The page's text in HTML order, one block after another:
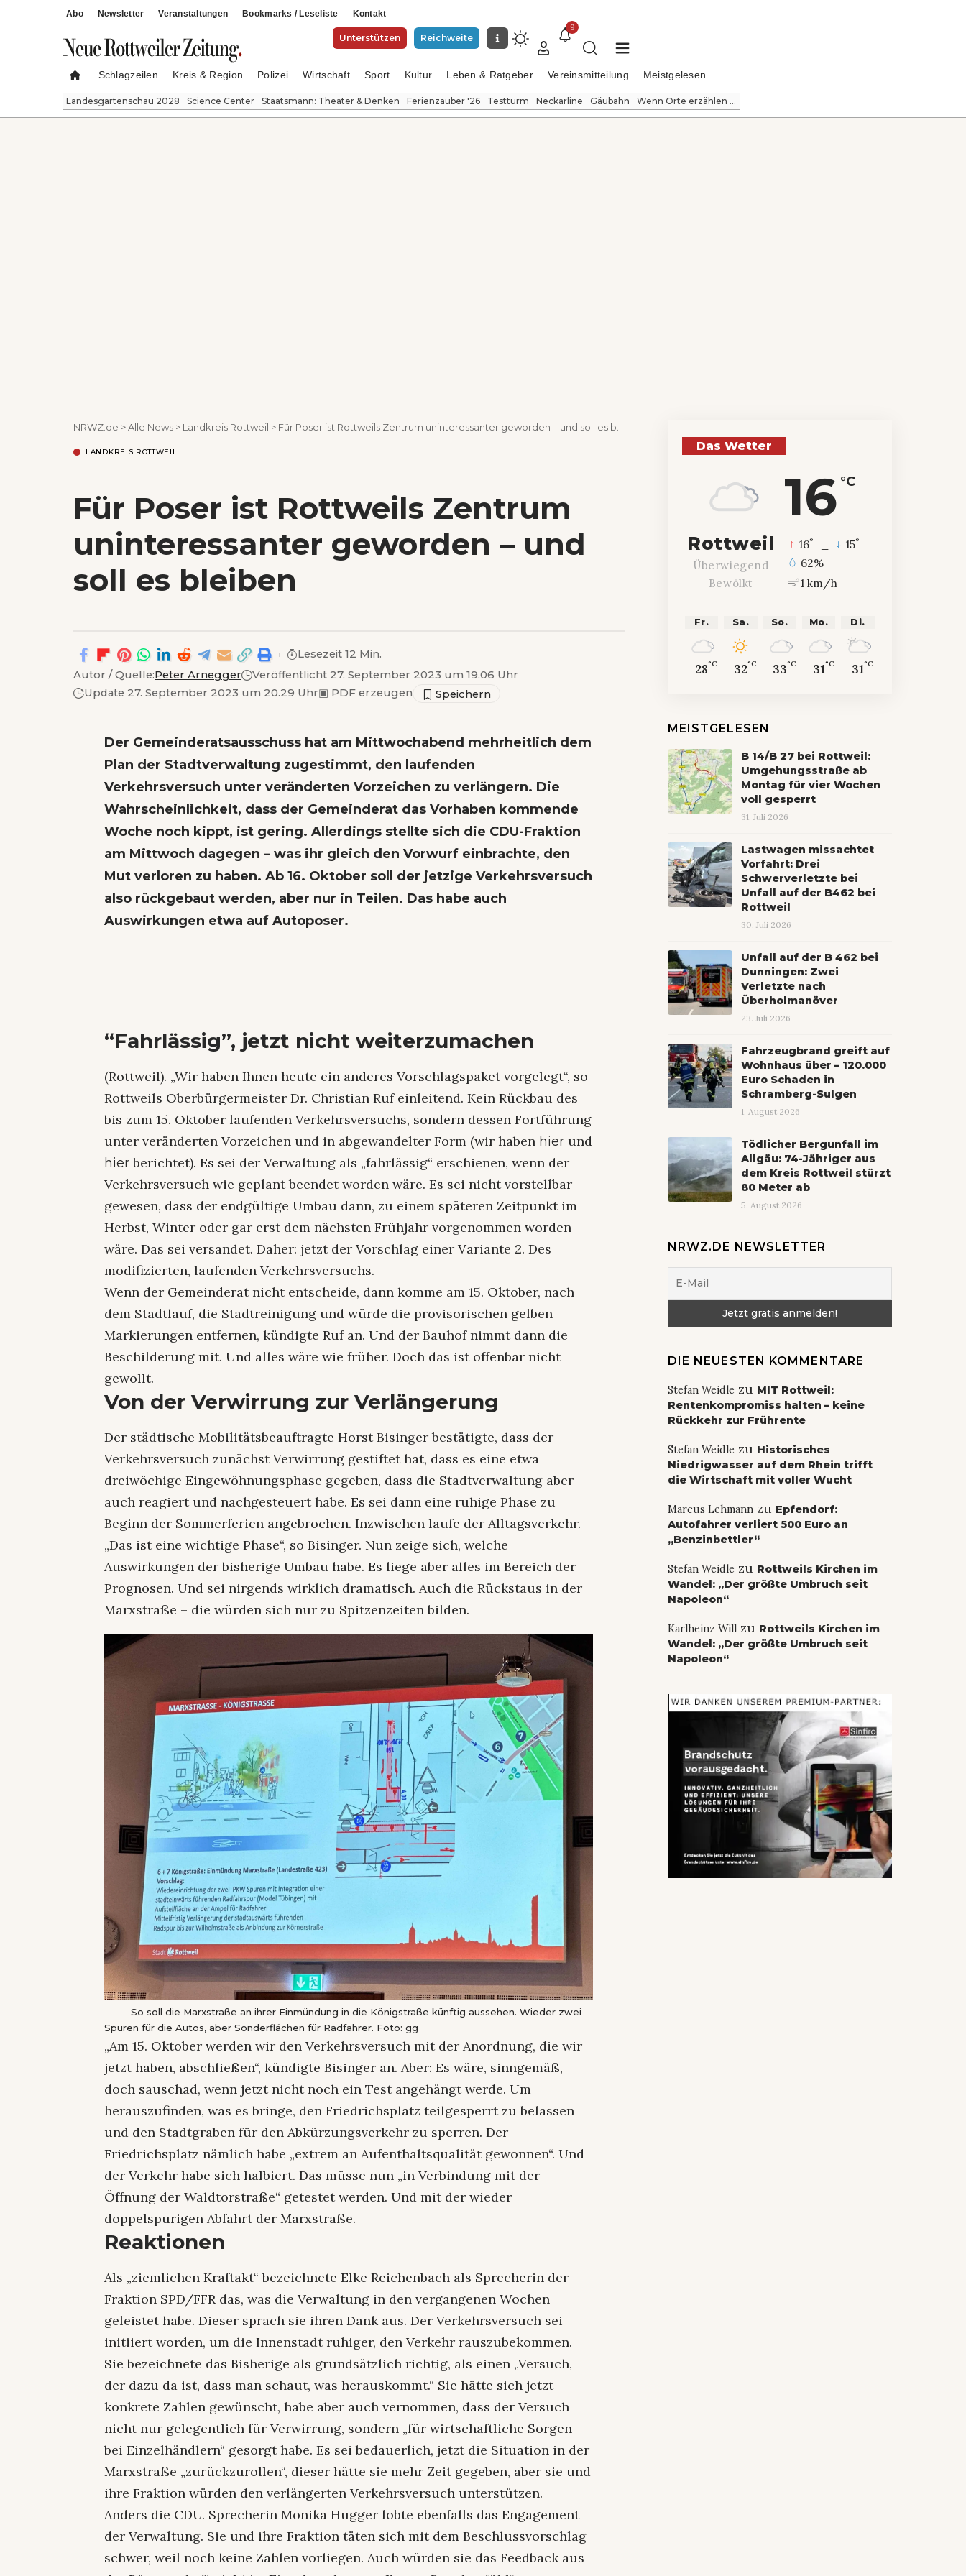
Abo Newsletter Veranstaltungen Bookmarks / Leseliste Kontakt
Unterstützen Reichweite
9
Schlagzeilen Kreis & Region Polizei Wirtschaft Sport Kultur Leben & Ratgeber Vereinsmitteilung Meistgelesen
Landesgartenschau 2028 Science Center Staatsmann: Theater & Denken Ferienzauber '26 Testturm Neckarline Gäubahn Wenn Orte erzählen ...
NRWZ.de >Alle News > Landkreis Rottweil > Für Poser ist Rottweils Zentrum uninteressanter geworden – und soll es bleiben
LANDKREIS ROTTWEIL
Für Poser ist Rottweils Zentrum
uninteressanter geworden – und
soll es bleiben
Autor / Quelle:Peter Arnegger
Veröffentlicht 27. September 2023 um 19.06 Uhr
Update 27. September 2023 um 20.29 Uhr▣ PDF erzeugen
Lesezeit 12 Min.
Der Gemeinderatsausschuss hat am Mittwochabend mehrheitlich dem
Plan der Stadtverwaltung zugestimmt, den laufenden
Verkehrsversuch unter veränderten Vorzeichen zu verlängern. Die
Wahrscheinlichkeit, dass der Gemeinderat das Vorhaben kommende
Woche noch kippt, ist gering. Allerdings stellte sich die CDU-Fraktion
am Mittwoch dagegen – was ihr gleich den Vorwurf einbrachte, den
Mut verloren zu haben. Ab 16. Oktober soll der jetzige Verkehrsversuch
also rückgebaut werden, aber nur in Teilen. Das habe auch
Auswirkungen etwa auf Autoposer.
“Fahrlässig”, jetzt nicht weiterzumachen
(Rottweil). „Wir haben Ihnen heute ein anderes Vorschlagspaket vorgelegt“, so
Rottweils Oberbürgermeister Dr. Christian Ruf einleitend. Kein Rückbau des
bis zum 15. Oktober laufenden Verkehrsversuchs, sondern dessen Fortführung
unter veränderten Vorzeichen und in abgewandelter Form (wir haben hier und
hierberichtet). Es sei der Verwaltung als „fahrlässig“ erschienen, wenn der
Verkehrsversuch wie geplant beendet worden wäre. Es sei nicht vorstellbar
gewesen, dass der endgültige Umbau dann, zu einem späteren Zeitpunkt im
Herbst, Winter oder gar erst dem nächsten Frühjahr vorgenommen worden
wäre. Das sei versandet. Daher: jetzt der Vorschlag einer Variante 2. Des
modifizierten, laufenden Verkehrsversuchs.
Wenn der Gemeinderat nicht entscheide, dann komme am 15. Oktober, nach
dem Stadtlauf, die Stadtreinigung und würde die provisorischen gelben
Markierungen entfernen, kündigte Ruf an. Und der Bauhof nimmt dann die
Beschilderung mit. Und alles wäre wie früher. Doch das ist offenbar nicht
gewollt.
Von der Verwirrung zur Verlängerung
Der städtische Mobilitätsbeauftragte Horst Bisinger bestätigte, dass der
Verkehrsversuch zunächst Verwirrung gestiftet hat, dass es eine etwa
dreiwöchige Eingewöhnungsphase gegeben, dass die Stadtverwaltung aber
auch reagiert und nachgesteuert habe. Es sei dann eine ruhige Phase zu
Beginn der Sommerferien angebrochen. Inzwischen laufe der Alltagsverkehr.
„Das ist eine wichtige Phase“, so Bisinger. Nun zeige sich, welche
Auswirkungen der bisherige Umbau habe. Es liege aber alles im Bereich der
Prognosen. Und sei nirgends wirklich dramatisch. Auch die Rückstaus in der
Marxstraße – die würden sich nur zu Spitzenzeiten bilden.
So soll die Marxstraße an ihrer Einmündung in die Königstraße künftig aussehen. Wieder zwei
Spuren für die Autos, aber Sonderflächen für Radfahrer. Foto: gg
„Am 15. Oktober werden wir den Verkehrsversuch mit der Anordnung, die wir
jetzt haben, abschließen“, kündigte Bisinger an. Aber: Es wäre, sinngemäß,
doch sauschad, wenn jetzt nicht noch ein Test angehängt werde. Um
herauszufinden, was es bringe, den Friedrichsplatz teilgesperrt zu belassen
und den Stadtgraben für den Abkürzungsverkehr zu sperren. Der
Friedrichsplatz nämlich habe „extrem an Aufenthaltsqualität gewonnen“. Und
der Verkehr habe sich halbiert. Das müsse nun „in Verbindung mit der
Öffnung der Waldtorstraße“ getestet werden. Und mit der wieder
doppelspurigen Abfahrt der Marxstraße.
Reaktionen
Als „ziemlichen Kraftakt“ bezeichnete Elke Reichenbach als Sprecherin der
Fraktion SPD/FFR das, was die Verwaltung in den vergangenen Wochen
geleistet habe. Dieser sprach sie ihren Dank aus. Der Verkehrsversuch sei
initiiert worden, um die Innenstadt ruhiger, den Verkehr rauszubekommen.
Sie bezeichnete das Bisherige als grundsätzlich richtig, als einen „Versuch,
der dazu da ist, dass man schaut, was herauskommt.“ Sie hätte sich jetzt
konkrete Zahlen gewünscht, habe aber auch vernommen, dass der Versuch
nicht nur gelegentlich für Verwirrung, sondern „für wirtschaftliche Sorgen
bei Einzelhändlern“ gesorgt habe. Es sei bedauerlich, jetzt die Situation in der
Marxstraße „zurückzurollen“, dieser hätte sie mehr Zeit gegeben, aber sie und
ihre Fraktion würden den verlängerten Verkehrsversuch unterstützen.
Anders die CDU. Sprecherin Monika Hugger lobte ebenfalls das Engagement
der Verwaltung. Sie und ihre Fraktion täten sich mit dem Beschlussvorschlag
schwer, weil noch keine Zahlen vorliegen. Auch würden sie das Feedback aus
Das Wetter
16 °C
Rottweil
Überwiegend
Bewölkt
16° 15°
62%
1 km/h
Fr.
28°C
Sa.
32°C
So.
33°C
Mo.
31°C
Di.
31°C
MEISTGELESEN
B 14/B 27 bei Rottweil:
Umgehungsstraße ab
Montag für vier Wochen
voll gesperrt
31. Juli 2026
Lastwagen missachtet
Vorfahrt: Drei
Schwerverletzte bei
Unfall auf der B462 bei
Rottweil
30. Juli 2026
Unfall auf der B 462 bei
Dunningen: Zwei
Verletzte nach
Überholmanöver
23. Juli 2026
Fahrzeugbrand greift auf
Wohnhaus über – 120.000
Euro Schaden in
Schramberg-Sulgen
1. August 2026
Tödlicher Bergunfall im
Allgäu: 74-Jähriger aus
dem Kreis Rottweil stürzt
80 Meter ab
5. August 2026
NRWZ.DE NEWSLETTER
DIE NEUESTEN KOMMENTARE
Stefan Weidle zu MIT Rottweil:
Rentenkompromiss halten – keine
Rückkehr zur Frührente
Stefan Weidle zu Historisches
Niedrigwasser auf dem Rhein trifft
die Wirtschaft mit voller Wucht
Marcus Lehmannzu Epfendorf:
Autofahrer verliert 500 Euro an
„Benzinbettler“
Stefan Weidle zu Rottweils Kirchen im
Wandel: „Der größte Umbruch seit
Napoleon“
Karlheinz Willzu Rottweils Kirchen im
Wandel: „Der größte Umbruch seit
Napoleon“